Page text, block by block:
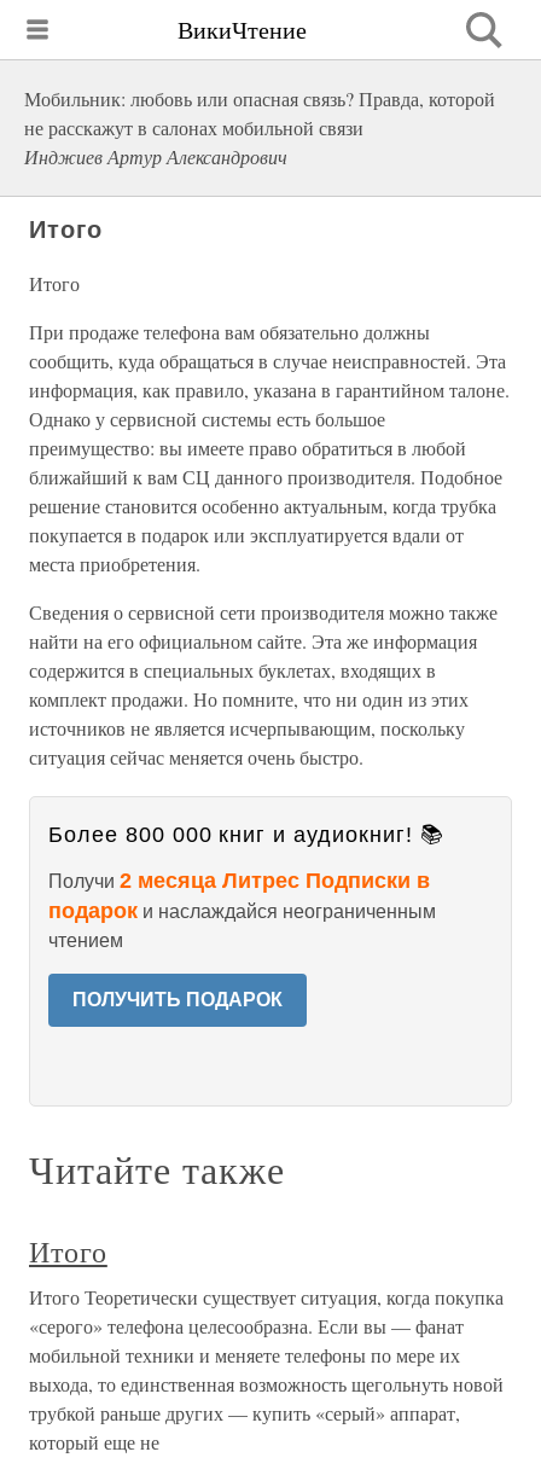
ВикиЧтение
Мобильник: любовь или опасная связь? Правда, которой
не расскажут в салонах мобильной связи
Инджиев Артур Александрович
Итого
Итого
При продаже телефона вам обязательно должны
сообщить, куда обращаться в случае неисправностей. Эта
информация, как правило, указана в гарантийном талоне.
Однако у сервисной системы есть большое
преимущество: вы имеете право обратиться в любой
ближайший к вам СЦ данного производителя. Подобное
решение становится особенно актуальным, когда трубка
покупается в подарок или эксплуатируется вдали от
места приобретения.
Сведения о сервисной сети производителя можно также
найти на его официальном сайте. Эта же информация
содержится в специальных буклетах, входящих в
комплект продажи. Но помните, что ни один из этих
источников не является исчерпывающим, поскольку
ситуация сейчас меняется очень быстро.
Более 800 000 книг и аудиокниг! 📚
Получи 2 месяца Литрес Подписки в
подарок и наслаждайся неограниченным
чтением
ПОЛУЧИТЬ ПОДАРОК
Читайте также
Итого
Итого Теоретически существует ситуация, когда покупка
«серого» телефона целесообразна. Если вы — фанат
мобильной техники и меняете телефоны по мере их
выхода, то единственная возможность щегольнуть новой
трубкой раньше других — купить «серый» аппарат,
который еще не